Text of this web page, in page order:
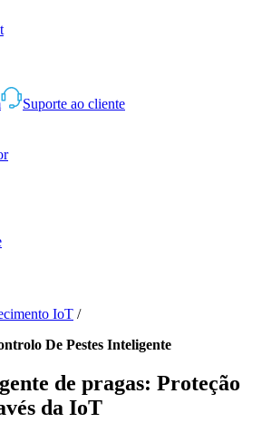
Suporte ao cliente
IoT /
De Pestes Inteligente
de pragas: Proteção
da IoT